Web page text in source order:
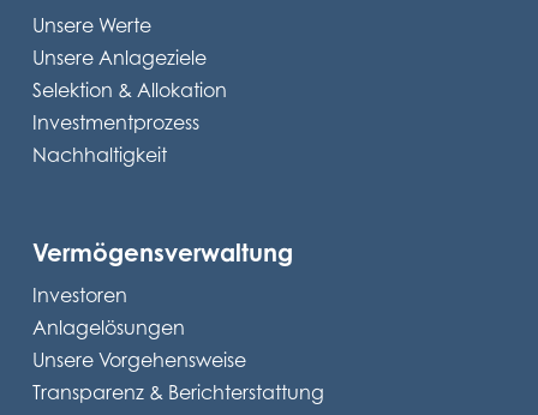
Unsere Werte
Unsere Anlageziele
Selektion & Allokation
Investmentprozess
Nachhaltigkeit
Vermögensverwaltung
Investoren
Anlagelösungen
Unsere Vorgehensweise
Transparenz & Berichterstattung